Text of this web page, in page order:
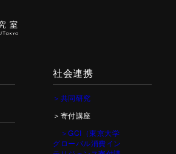
社会連携
＞共同研究
＞寄付講座
＞GCI（東京大学
グローバル消費イン